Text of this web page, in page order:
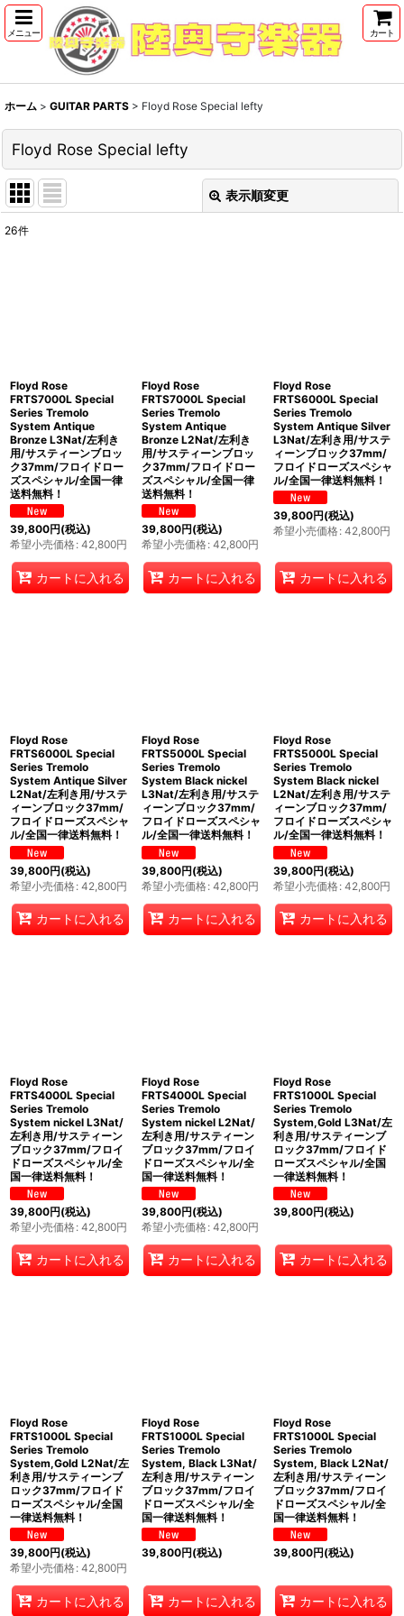
メニュー カート
ホーム > GUITAR PARTS > Floyd Rose Special lefty
Floyd Rose Special lefty
表示順変更
26件
Floyd Rose
FRTS7000L Special
Series Tremolo
System Antique
Bronze L3Nat/左利き
用/サスティーンブロッ
ク37mm/フロイドロー
ズスペシャル/全国一律
送料無料！
39,800円(税込)
希望小売価格: 42,800円
カートに入れる
Floyd Rose
FRTS7000L Special
Series Tremolo
System Antique
Bronze L2Nat/左利き
用/サスティーンブロッ
ク37mm/フロイドロー
ズスペシャル/全国一律
送料無料！
39,800円(税込)
希望小売価格: 42,800円
カートに入れる
Floyd Rose
FRTS6000L Special
Series Tremolo
System Antique Silver
L3Nat/左利き用/サステ
ィーンブロック37mm/
フロイドローズスペシャ
ル/全国一律送料無料！
39,800円(税込)
希望小売価格: 42,800円
カートに入れる
Floyd Rose
FRTS6000L Special
Series Tremolo
System Antique Silver
L2Nat/左利き用/サステ
ィーンブロック37mm/
フロイドローズスペシャ
ル/全国一律送料無料！
39,800円(税込)
希望小売価格: 42,800円
カートに入れる
Floyd Rose
FRTS5000L Special
Series Tremolo
System Black nickel
L3Nat/左利き用/サステ
ィーンブロック37mm/
フロイドローズスペシャ
ル/全国一律送料無料！
39,800円(税込)
希望小売価格: 42,800円
カートに入れる
Floyd Rose
FRTS5000L Special
Series Tremolo
System Black nickel
L2Nat/左利き用/サステ
ィーンブロック37mm/
フロイドローズスペシャ
ル/全国一律送料無料！
39,800円(税込)
希望小売価格: 42,800円
カートに入れる
Floyd Rose
FRTS4000L Special
Series Tremolo
System nickel L3Nat/
左利き用/サスティーン
ブロック37mm/フロイ
ドローズスペシャル/全
国一律送料無料！
39,800円(税込)
希望小売価格: 42,800円
カートに入れる
Floyd Rose
FRTS4000L Special
Series Tremolo
System nickel L2Nat/
左利き用/サスティーン
ブロック37mm/フロイ
ドローズスペシャル/全
国一律送料無料！
39,800円(税込)
希望小売価格: 42,800円
カートに入れる
Floyd Rose
FRTS1000L Special
Series Tremolo
System,Gold L3Nat/左
利き用/サスティーンブ
ロック37mm/フロイド
ローズスペシャル/全国
一律送料無料！
39,800円(税込)
カートに入れる
Floyd Rose
FRTS1000L Special
Series Tremolo
System,Gold L2Nat/左
利き用/サスティーンブ
ロック37mm/フロイド
ローズスペシャル/全国
一律送料無料！
39,800円(税込)
希望小売価格: 42,800円
カートに入れる
Floyd Rose
FRTS1000L Special
Series Tremolo
System, Black L3Nat/
左利き用/サスティーン
ブロック37mm/フロイ
ドローズスペシャル/全
国一律送料無料！
39,800円(税込)
カートに入れる
Floyd Rose
FRTS1000L Special
Series Tremolo
System, Black L2Nat/
左利き用/サスティーン
ブロック37mm/フロイ
ドローズスペシャル/全
国一律送料無料！
39,800円(税込)
カートに入れる